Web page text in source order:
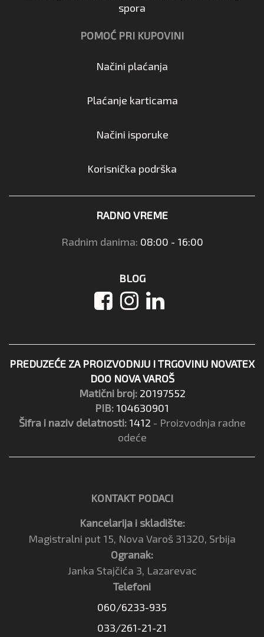
spora
POMOĆ PRI KUPOVINI
Načini plaćanja
Plaćanje karticama
Načini isporuke
Korisnička podrška
RADNO VREME
Radnim danima: 08:00 - 16:00
BLOG
PREDUZEĆE ZA PROIZVODNJU I TRGOVINU NOVATEX
DOO NOVA VAROŠ
Matični broj: 20197552
PIB: 104630901
Šifra i naziv delatnosti: 1412 - Proizvodnja radne
odeće
KONTAKT PODACI
Kancelarija i skladište:
Magistralni put 15, Nova Varoš 31320, Srbija
Ogranak:
Janka Stajčića 3, Lazarevac
Telefoni
060/6233-935
033/261-21-21